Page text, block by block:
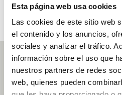
Esta página web usa cookies
Las cookies de este sitio web
el contenido y los anuncios,
sociales y analizar el tráfico.
información sobre el uso que
nuestros partners de redes
web, quienes pueden